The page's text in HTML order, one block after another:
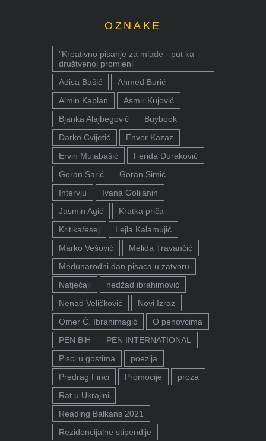
OZNAKE
"Kreativno pisanje za mlade - put ka
društvenoj promjeni"
Adisa Bašić
Ahmed Burić
Almin Kaplan
Asmir Kujović
Bjanka Alajbegović
Buybook
Darko Cvijetić
Enver Kazaz
Ervin Mujabašić
Ferida Duraković
Goran Sarić
Goran Simić
Intervju
Ivana Golijanin
Jasmin Agić
Kratka priča
Kritika/esej
Lejla Kalamujić
Marko Vešović
Melida Travančić
Međunarodni dan pisaca u zatvoru
Natječaji
nedžad ibrahimović
Nenad Veličković
Novi Izraz
Omer Ć. Ibrahimagić
O penovcima
PEN BiH
PEN INTERNATIONAL
Pisci u gostima
poezija
Predrag Finci
Promocije
proza
Rat u Ukrajini
Reading Balkans 2021
Rezidencijalne stipendije